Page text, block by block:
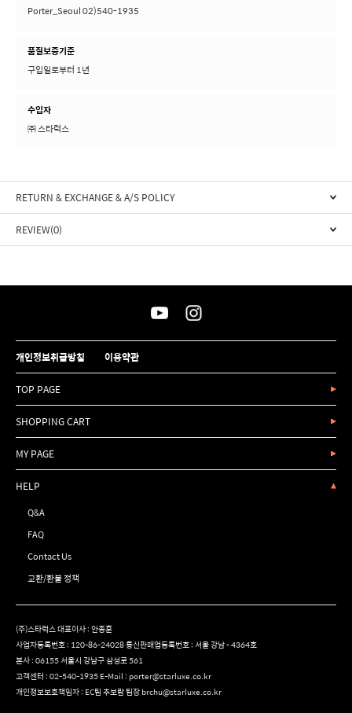
Porter_Seoul 02)540-1935
품질보증기준
구입일로부터 1년
수입자
㈜ 스타럭스
RETURN & EXCHANGE & A/S POLICY
REVIEW(0)
개인정보취급방침 이용약관
TOP PAGE
SHOPPING CART
MY PAGE
HELP
Q&A
FAQ
Contact Us
교환/환불 정책
(주)스타럭스 대표이사 : 안종훈
사업자등록번호 : 120-86-24028 통신판매업등록번호 : 서울 강남 - 4364호
본사 : 06155 서울시 강남구 삼성로 561
고객센터 :02-540-1935E-Mail : porter@starluxe.co.kr
개인정보보호책임자 : EC팀 추보람 팀장 brchu@starluxe.co.kr